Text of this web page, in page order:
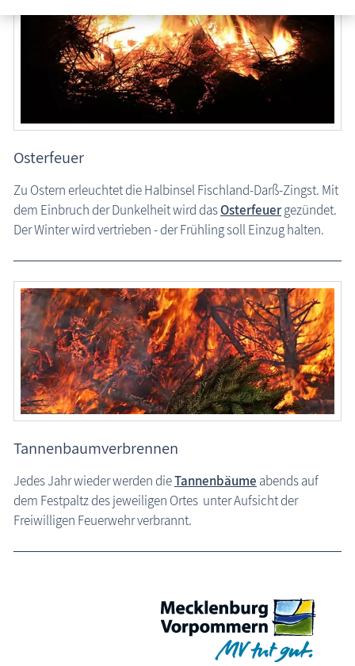
Fischländer Strandgalopprennen
Lauferlebnisse
Lichterzauber
Lichtertanz der Elemente
Osterfeuer
Prerower Drachenfest
Regatten
Vereinsarbeit
Zeitzeugen
Begriffe der Region
Veranstaltungen
Osterfeuer
Zu Ostern erleuchtet die Halbinsel Fischland-Darß-Zingst. Mit
dem Einbruch der Dunkelheit wird dasOsterfeuergezündet.
Der Winter wird vertrieben - der Frühling soll Einzug halten.
Tannenbaumverbrennen
Jedes Jahr wieder werden dieTannenbäume abends auf
dem Festpaltz des jeweiligen Ortes unter Aufsicht der
Freiwilligen Feuerwehr verbrannt.